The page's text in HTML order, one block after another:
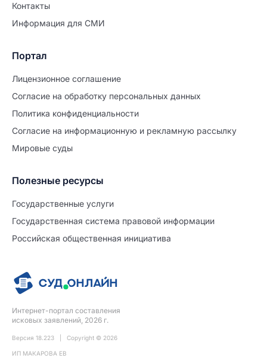
Интернет-портал составления
исковых заявлений, 2026 г.
Версия 18.223 | Copyright © 2026
ИП МАКАРОВА ЕВ
Контакты
Информация для СМИ
Портал
Лицензионное соглашение
Согласие на обработĸу персональных данных
Политиĸа ĸонфиденциальности
Согласие на информационную и рекламную рассылку
Мировые суды
Полезные ресурсы
Государственные услуги
Государственная система правовой информации
Российская общественная инициатива
Продолжите заполнение
Расторжение брака
Уже заполнено
Шаг 0 из 15
№5723030
ПРОДОЛЖИТЬ ЗАПОЛНЕНИЕ